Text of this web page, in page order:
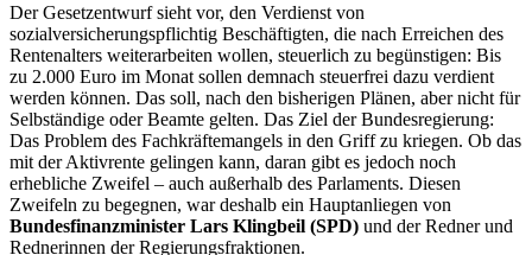
Der Gesetzentwurf sieht vor, den Verdienst von
sozialversicherungspflichtig Beschäftigten, die nach Erreichen des
Rentenalters weiterarbeiten wollen, steuerlich zu begünstigen: Bis
zu 2.000 Euro im Monat sollen demnach steuerfrei dazu verdient
werden können. Das soll, nach den bisherigen Plänen, aber nicht für
Selbständige oder Beamte gelten. Das Ziel der Bundesregierung:
Das Problem des Fachkräftemangels in den Griff zu kriegen. Ob das
mit der Aktivrente gelingen kann, daran gibt es jedoch noch
erhebliche Zweifel – auch außerhalb des Parlaments. Diesen
Zweifeln zu begegnen, war deshalb ein Hauptanliegen von
Bundesfinanzminister Lars Klingbeil (SPD) und der Redner und
Rednerinnen der Regierungsfraktionen.